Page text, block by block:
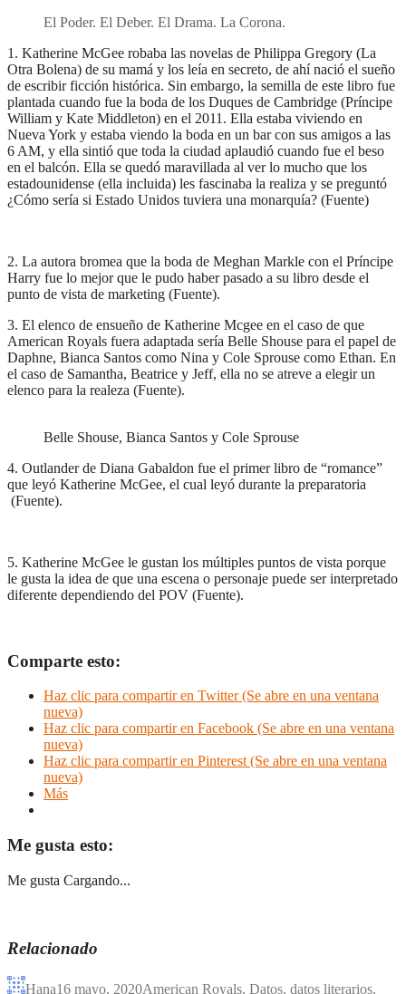
El Poder. El Deber. El Drama. La Corona.
1. Katherine McGee robaba las novelas de Philippa Gregory (La
Otra Bolena) de su mamá y los leía en secreto, de ahí nació el sueño
de escribir ficción histórica. Sin embargo, la semilla de este libro fue
plantada cuando fue la boda de los Duques de Cambridge (Príncipe
William y Kate Middleton) en el 2011. Ella estaba viviendo en
Nueva York y estaba viendo la boda en un bar con sus amigos a las
6 AM, y ella sintió que toda la ciudad aplaudió cuando fue el beso
en el balcón. Ella se quedó maravillada al ver lo mucho que los
estadounidense (ella incluida) les fascinaba la realiza y se preguntó
¿Cómo sería si Estado Unidos tuviera una monarquía? (Fuente)
2. La autora bromea que la boda de Meghan Markle con el Príncipe
Harry fue lo mejor que le pudo haber pasado a su libro desde el
punto de vista de marketing (Fuente).
3. El elenco de ensueño de Katherine Mcgee en el caso de que
American Royals fuera adaptada sería Belle Shouse para el papel de
Daphne, Bianca Santos como Nina y Cole Sprouse como Ethan. En
el caso de Samantha, Beatrice y Jeff, ella no se atreve a elegir un
elenco para la realeza (Fuente).
Belle Shouse, Bianca Santos y Cole Sprouse
4. Outlander de Diana Gabaldon fue el primer libro de “romance”
que leyó Katherine McGee, el cual leyó durante la preparatoria
(Fuente).
5. Katherine McGee le gustan los múltiples puntos de vista porque
le gusta la idea de que una escena o personaje puede ser interpretado
diferente dependiendo del POV (Fuente).
Comparte esto:
Haz clic para compartir en Twitter (Se abre en una ventana
nueva)
Haz clic para compartir en Facebook (Se abre en una ventana
nueva)
Haz clic para compartir en Pinterest (Se abre en una ventana
nueva)
Más
Me gusta esto:
Me gusta Cargando...
Relacionado
Hana16 mayo, 2020American Royals, Datos, datos literarios,